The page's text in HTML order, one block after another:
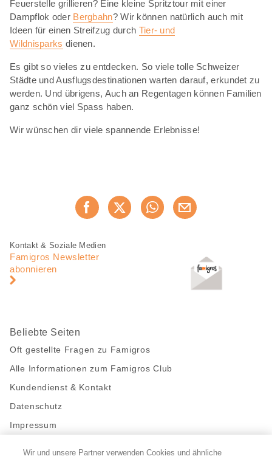
Feuerstelle grillieren? Eine kleine Spritztour mit einer
Dampflok oder Bergbahn? Wir können natürlich auch mit
Ideen für einen Streifzug durch Tier- und
Wildnisparks dienen.
Es gibt so vieles zu entdecken. So viele tolle Schweizer
Städte und Ausflugsdestinationen warten darauf, erkundet zu
werden. Und übrigens, Auch an Regentagen können Familien
ganz schön viel Spass haben.
Wir wünschen dir viele spannende Erlebnisse!
Jetzt weiterempfehlen
Fusszeile
Fusszeile
Navigation
Kontakt & Soziale Medien
Famigros Newsletter
abonnieren
Beliebte Seiten
Oft gestellte Fragen zu Famigros
Alle Informationen zum Famigros Club
Kundendienst & Kontakt
Datenschutz
Impressum
Bleibe mit uns in Kontakt
Wir und unsere Partner verwenden Cookies und ähnliche